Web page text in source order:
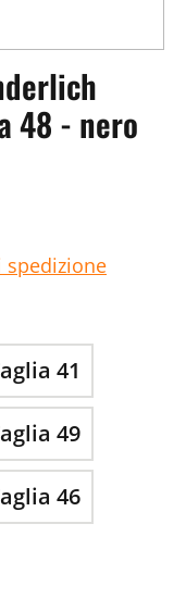
48 - nero
spedizione
41
49
46